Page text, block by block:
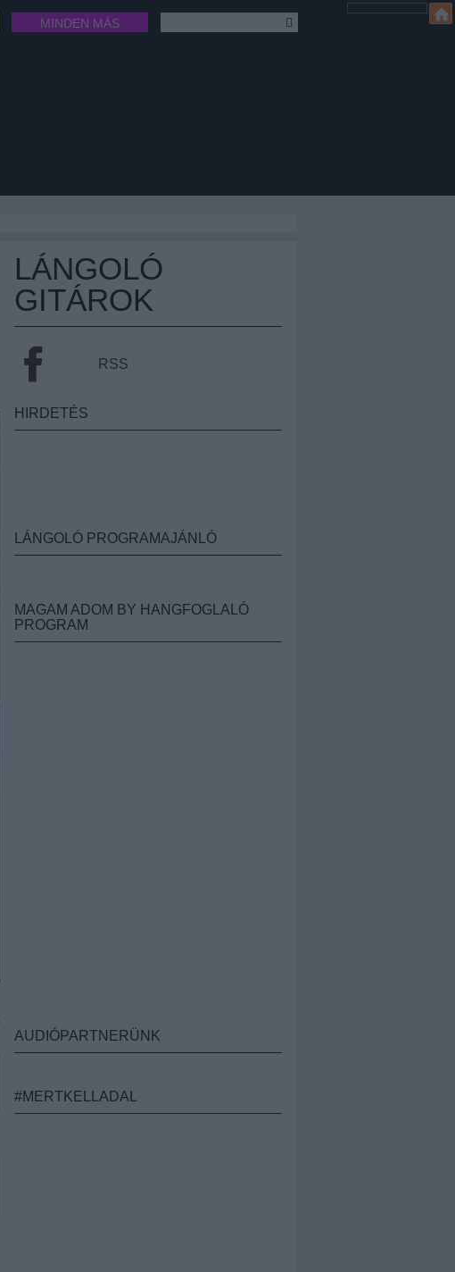
MINDEN MÁS
LÁNGOLÓ
GITÁROK
RSS
HIRDETÉS
LÁNGOLÓ PROGRAMAJÁNLÓ
MAGAM ADOM BY HANGFOGLALÓ
PROGRAM
AUDIÓPARTNERÜNK
#MERTKELLADAL